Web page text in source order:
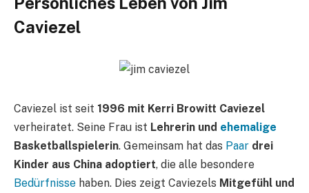
Caviezel
Caviezel ist seit 1996 mit Kerri Browitt Caviezel
verheiratet. Seine Frau ist Lehrerin und ehemalige
Basketballspielerin. Gemeinsam hat das Paar drei
Kinder aus China adoptiert, die alle besondere
Bedürfnisse haben. Dies zeigt Caviezels Mitgefühl und